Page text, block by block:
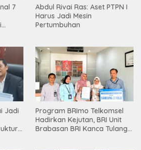
7
Abdul Rivai Ras: Aset PTPN I
Harus Jadi Mesin
Pertumbuhan
Jadi
Program BRImo Telkomsel
Hadirkan Kejutan, BRI Unit
Brabasan BRI Kanca Tulang